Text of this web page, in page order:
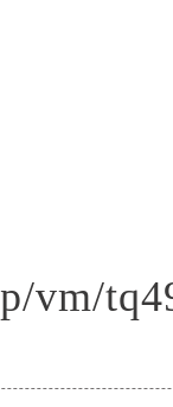
vm/